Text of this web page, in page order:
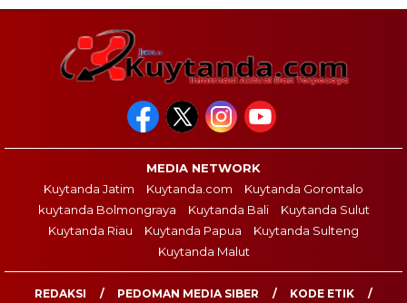
MEDIA NETWORK
Kuytanda Jatim
Kuytanda.com
Kuytanda Gorontalo
kuytanda Bolmongraya
Kuytanda Bali
Kuytanda Sulut
Kuytanda Riau
Kuytanda Papua
Kuytanda Sulteng
Kuytanda Malut
REDAKSI PEDOMAN MEDIA SIBER KODE ETIK